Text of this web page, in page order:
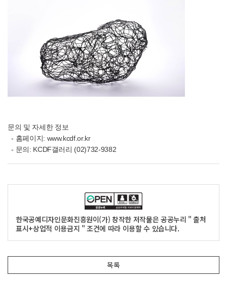
문의 및 자세한 정보
- 홈페이지: www.kcdf.or.kr
- 문의: KCDF갤러리 (02)732-9382
한국공예디자인문화진흥원이(가) 창작한 저작물은 공공누리 " 출처
표시+상업적 이용금지 " 조건에 따라 이용할 수 있습니다.
목록